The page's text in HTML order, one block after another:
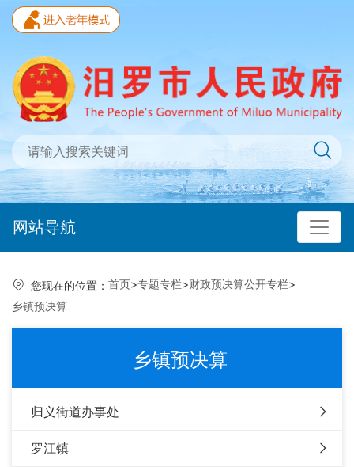
网站导航
您现在的位置： 首页>专题专栏>财政预决算公开专栏>
乡镇预决算
乡镇预决算
归义街道办事处
罗江镇